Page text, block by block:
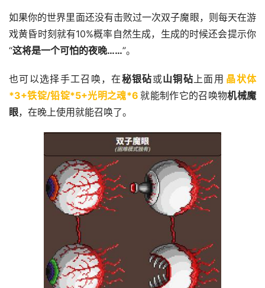
如果你的世界里面还没有击败过一次双子魔眼，则每天在游
戏黄昏时刻就有10%概率自然生成，生成的时候还会提示你
“这将是一个可怕的夜晚……”。
也可以选择手工召唤，在秘银砧或山铜砧上面用 晶状体
*3+铁锭/铅锭*5+光明之魂*6 就能制作它的召唤物机械魔
眼，在晚上使用就能召唤了。